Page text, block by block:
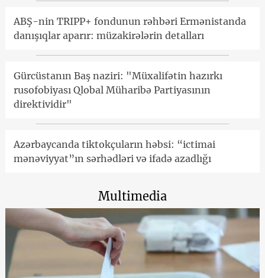
ABŞ-nin TRIPP+ fondunun rəhbəri Ermənistanda
danışıqlar aparır: müzakirələrin detalları
Gürcüstanın Baş naziri: "Müxalifətin hazırkı
rusofobiyası Qlobal Müharibə Partiyasının
direktividir"
Azərbaycanda tiktokçuların həbsi: “ictimai
mənəviyyat”ın sərhədləri və ifadə azadlığı
Multimedia